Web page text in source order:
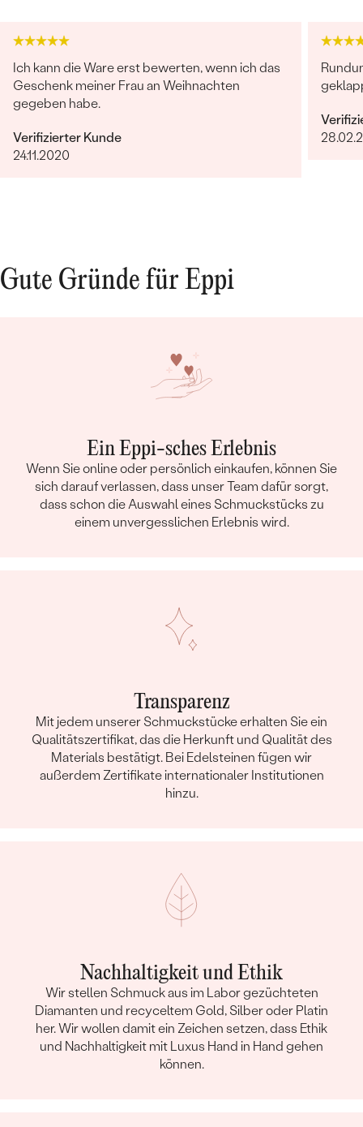
Ich kann die Ware erst bewerten, wenn ich das
Geschenk meiner Frau an Weihnachten
gegeben habe.
Verifizierter Kunde
24.11.2020
Gute Gründe für Eppi
Ein Eppi-sches Erlebnis
Wenn Sie online oder persönlich einkaufen, können Sie
sich darauf verlassen, dass unser Team dafür sorgt,
dass schon die Auswahl eines Schmuckstücks zu
einem unvergesslichen Erlebnis wird.
Transparenz
Mit jedem unserer Schmuckstücke erhalten Sie ein
Qualitätszertifikat, das die Herkunft und Qualität des
Materials bestätigt. Bei Edelsteinen fügen wir
außerdem Zertifikate internationaler Institutionen
hinzu.
Nachhaltigkeit und Ethik
Wir stellen Schmuck aus im Labor gezüchteten
Diamanten und recyceltem Gold, Silber oder Platin
her. Wir wollen damit ein Zeichen setzen, dass Ethik
und Nachhaltigkeit mit Luxus Hand in Hand gehen
können.